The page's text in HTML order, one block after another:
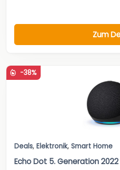
Zum
-38%
Deals, Elektronik, Smart Home
Echo Dot 5. Generation 2022